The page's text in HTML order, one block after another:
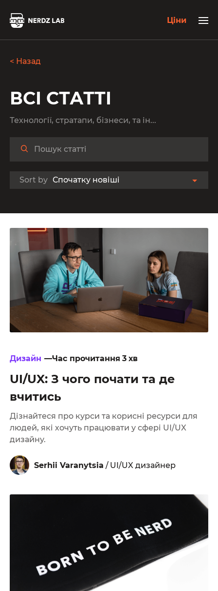
Ціни
перекладу, але ми вже над цим працюємо!
< Назад
ВСІ СТАТТІ
Технології, стратапи, бізнеси, та ін...
Sort by Спочатку новіші
Дизайн —Час прочитання 3 хв
UI/UX: З чого почати та де
вчитись
Дізнайтеся про курси та корисні ресурси для
людей, які хочуть працювати у сфері UI/UX
дизайну.
Serhii Varanytsia / UI/UX дизайнер